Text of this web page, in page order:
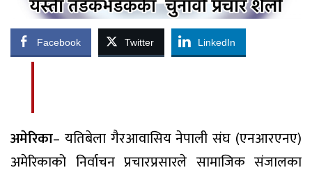
Facebook Twitter LinkedIn
अमेरिका– यतिबेला गैरआवासिय नेपाली संघ (एनआरएनए)
अमेरिकाको निर्वाचन प्रचारप्रसारले सामाजिक संजालका